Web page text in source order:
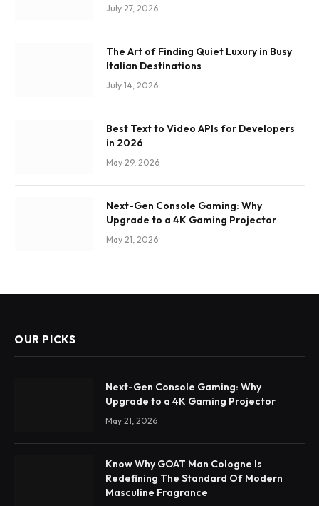
July 27, 2026
The Art of Finding Quiet Luxury in Busy
Italian Destinations
July 14, 2026
Best Text to Video APIs for Developers
in 2026
May 29, 2026
Next-Gen Console Gaming: Why
Upgrade to a 4K Gaming Projector
May 21, 2026
OUR PICKS
Next-Gen Console Gaming: Why
Upgrade to a 4K Gaming Projector
May 21, 2026
Know Why GOAT Man Cologne Is
Redefining The Standard Of Modern
Masculine Fragrance